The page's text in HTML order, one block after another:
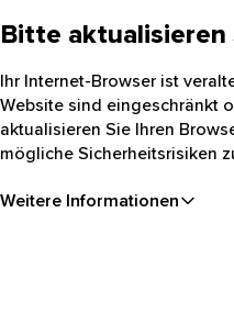
Bitte aktualisieren
Ihr Internet-Browser ist
Website sind eingeschränkt
aktualisieren Sie Ihren
mögliche Sicherheitsrisiken
Weitere Informationen